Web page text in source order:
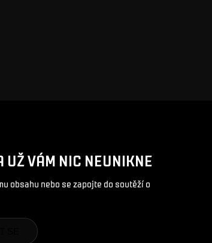
UŽ VÁM NIC NEUNIKNE
obsahu nebo se zapojte do soutěží o